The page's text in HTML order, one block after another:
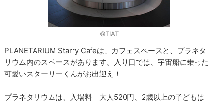
©TIAT
PLANETARIUM Starry Cafeは、カフェスペースと、プラネタ
リウム内のスペースがあります。入り口では、宇宙船に乗った
可愛いスターリーくんがお出迎え！
プラネタリウムは、入場料 大人520円、2歳以上の子どもは